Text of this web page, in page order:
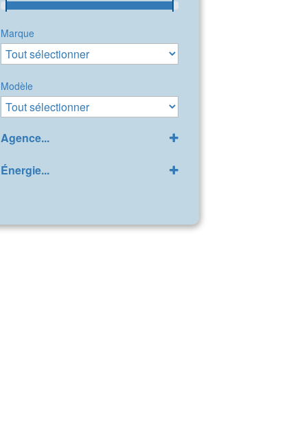
Marque
Modèle
Agence...
LDA Citroën Bollène
Énergie...
Electrique (2)